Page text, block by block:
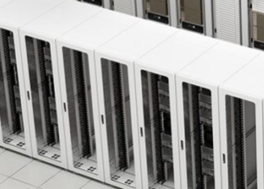
通過功能強大的新型處理器連接在一起 ，
數據為中心的加速運算模型的第三個運算單
：「它將成為未來運算的三大支柱之一。」
用運算， GPU 用於加速運算，而資料中心